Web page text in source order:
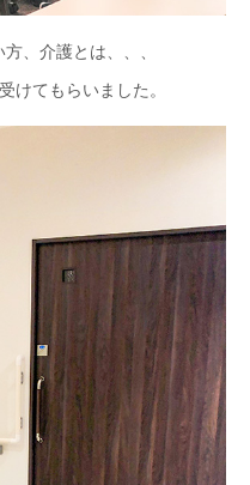
、介護とは、、、
けてもらいました。